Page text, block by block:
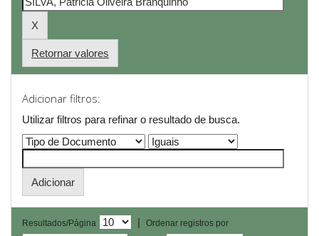
Retornar valores
Adicionar filtros:
Utilizar filtros para refinar o resultado de busca.
Resultados/Página |
Ordenar registros por